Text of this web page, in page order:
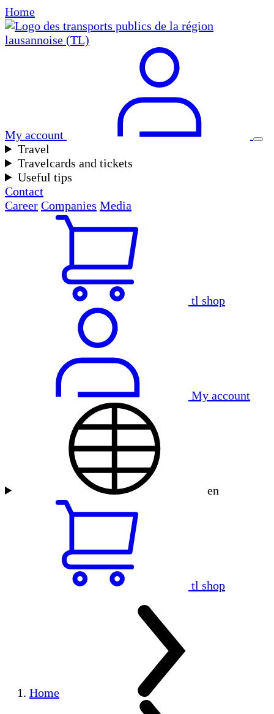
Home
My account
Travel
Travelcards and tickets
Useful tips
Contact
Career Companies Media
tl shop
My account
en
tl shop
Home